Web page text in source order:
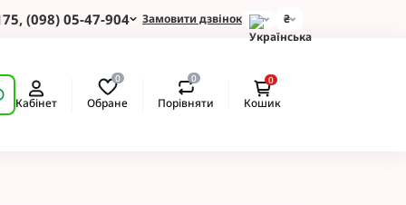
(098) 05-47-904 Замовити дзвінок ₴
Кабінет
0
Обране
0
Порівняти
0
Кошик
Зернових
для Соняшнику
Картоплі